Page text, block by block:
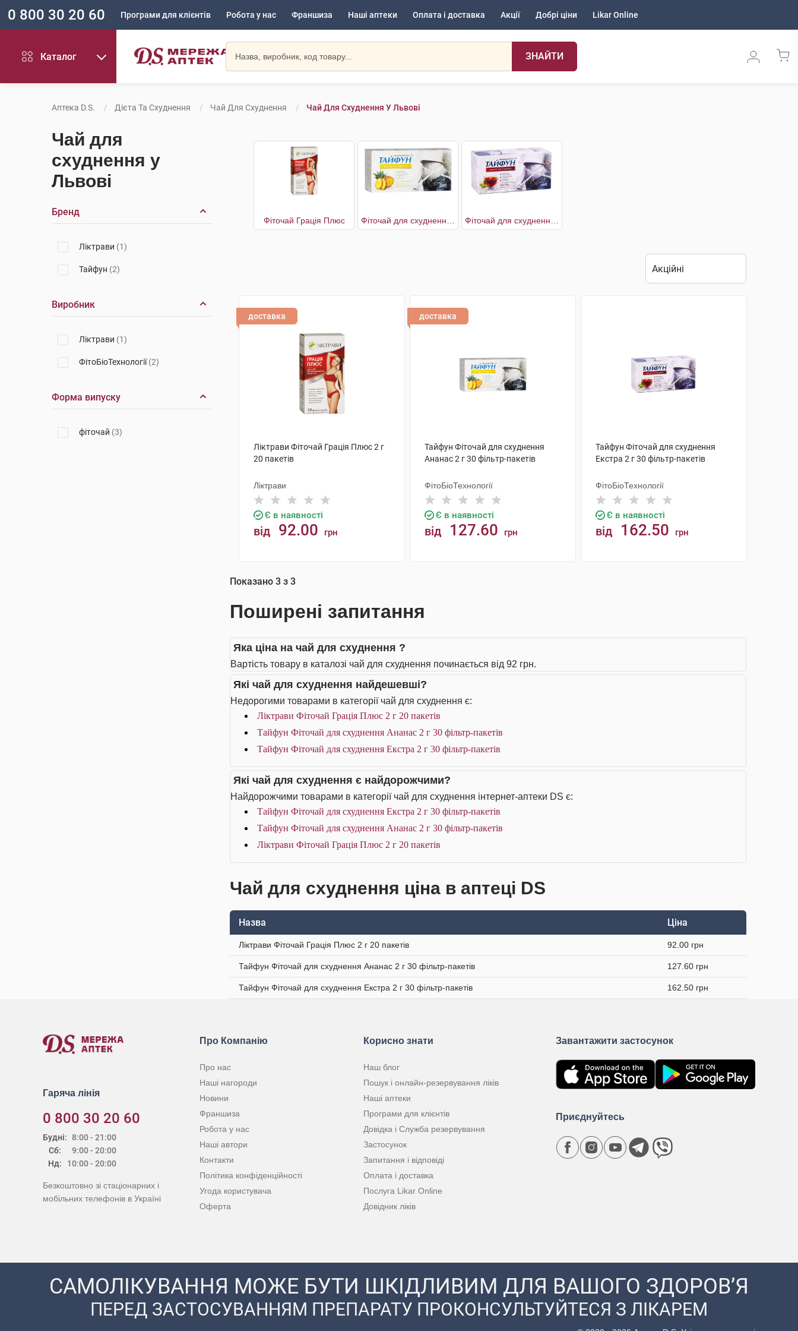
0 800 30 20 60 Програми для клієнтів Робота у нас Франшиза Наші аптеки Оплата і доставка Акції Добрі ціни Likar Online
Каталог ЗНАЙТИ
Аптека D.S. Дієта Та Схуднення Чай Для Схуднення Чай Для Схуднення У Львові
Чай для
схуднення у
Львові
Бренд
Ліктрави (1)
Тайфун (2)
Виробник
Ліктрави (1)
ФітоБіоТехнології(2)
Форма випуску
фіточай (3)
Фіточай Грація Плюс
доставка
Ліктрави Фіточай Грація Плюс 2 г
20 пакетів
Ліктрави
Є в наявності
від 92.00 грн
доставка
Тайфун Фіточай для схуднення
Ананас 2 г 30 фільтр-пакетів
ФітоБіоТехнології
Є в наявності
від 127.60 грн
Тайфун Фіточай для схуднення
Екстра 2 г 30 фільтр-пакетів
ФітоБіоТехнології
Є в наявності
від 162.50 грн
Показано 3 з 3
Поширені запитання
Яка ціна на чай для схуднення ?
Вартість товару в каталозі чай для схуднення починається від 92 грн.
Які чай для схуднення найдешевші?
Недорогими товарами в категорії чай для схуднення є:
Ліктрави Фіточай Грація Плюс 2 г 20 пакетів
Тайфун Фіточай для схуднення Ананас 2 г 30 фільтр-пакетів
Тайфун Фіточай для схуднення Екстра 2 г 30 фільтр-пакетів
Які чай для схуднення є найдорожчими?
Найдорожчими товарами в категорії чай для схуднення інтернет-аптеки DS є:
Тайфун Фіточай для схуднення Екстра 2 г 30 фільтр-пакетів
Тайфун Фіточай для схуднення Ананас 2 г 30 фільтр-пакетів
Ліктрави Фіточай Грація Плюс 2 г 20 пакетів
Чай для схуднення ціна в аптеці DS
Назва Ціна
Ліктрави Фіточай Грація Плюс 2 г 20 пакетів 92.00 грн
Тайфун Фіточай для схуднення Ананас 2 г 30 фільтр-пакетів 127.60 грн
Тайфун Фіточай для схуднення Екстра 2 г 30 фільтр-пакетів 162.50 грн
Гаряча лінія
0 800 30 20 60
Будні:
Сб:
Нд:
8:00 - 21:00
9:00 - 20:00
10:00 - 20:00
Безкоштовно зі стаціонарних і
мобільних телефонів в Україні
Про Компанію
Про нас
Наші нагороди
Новини
Франшиза
Робота у нас
Наші автори
Контакти
Політика конфіденційності
Угода користувача
Оферта
Корисно знати
Наш блог
Пошук і онлайн-резервування ліків
Наші аптеки
Програми для клієнтів
Довідка і Служба резервування
Застосунок
Запитання і відповіді
Оплата і доставка
Послуга Likar Online
Довідник ліків
Завантажити застосунок
Приєднуйтесь
САМОЛІКУВАННЯ МОЖЕ БУТИ ШКІДЛИВИМ ДЛЯ ВАШОГО ЗДОРОВ’Я
ПЕРЕД ЗАСТОСУВАННЯМ ПРЕПАРАТУ ПРОКОНСУЛЬТУЙТЕСЯ З ЛІКАРЕМ